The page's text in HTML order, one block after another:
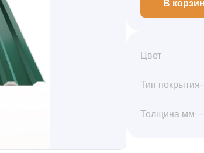
В
Цвет
Тип покрытия
Толщина мм